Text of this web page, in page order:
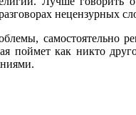
нецензурных
самостоятельно
поймет как никто